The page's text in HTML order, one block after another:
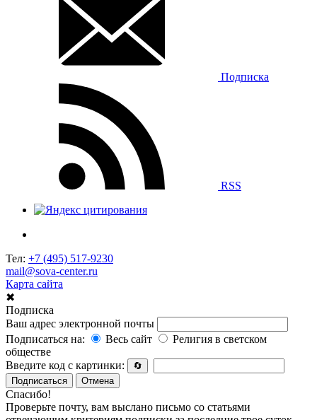
Подписка
RSS
Тел: +7 (495) 517-9230
mail@sova-center.ru
Карта сайта
✖
Подписка
Ваш адрес электронной почты
Подписаться на:
Весь сайт
Религия в светском
обществе
Введите код с картинки:
🔄
Подписаться
Отмена
Спасибо!
Проверьте почту, вам выслано письмо со статьями